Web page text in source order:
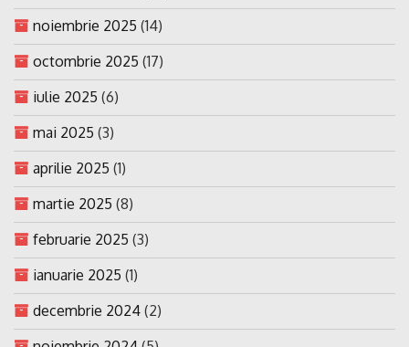
noiembrie 2025 (14)
octombrie 2025 (17)
iulie 2025 (6)
mai 2025 (3)
aprilie 2025 (1)
martie 2025 (8)
februarie 2025 (3)
ianuarie 2025 (1)
decembrie 2024 (2)